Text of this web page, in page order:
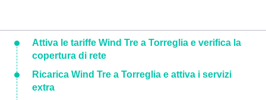
Attiva le tariffe Wind Tre a Torreglia e verifica la
copertura di rete
Ricarica Wind Tre a Torreglia e attiva i servizi
extra